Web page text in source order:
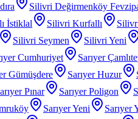
Silivri Değirmenköy
İstiklal Silivri Kurfallı
Silivri Seymen Silivri Yeni
Cumhuriyet Sarıyer
Gümüşdere Sarıyer Huzur
Pınar Sarıyer Poligon
Sarıyer Yeni Sarıyer